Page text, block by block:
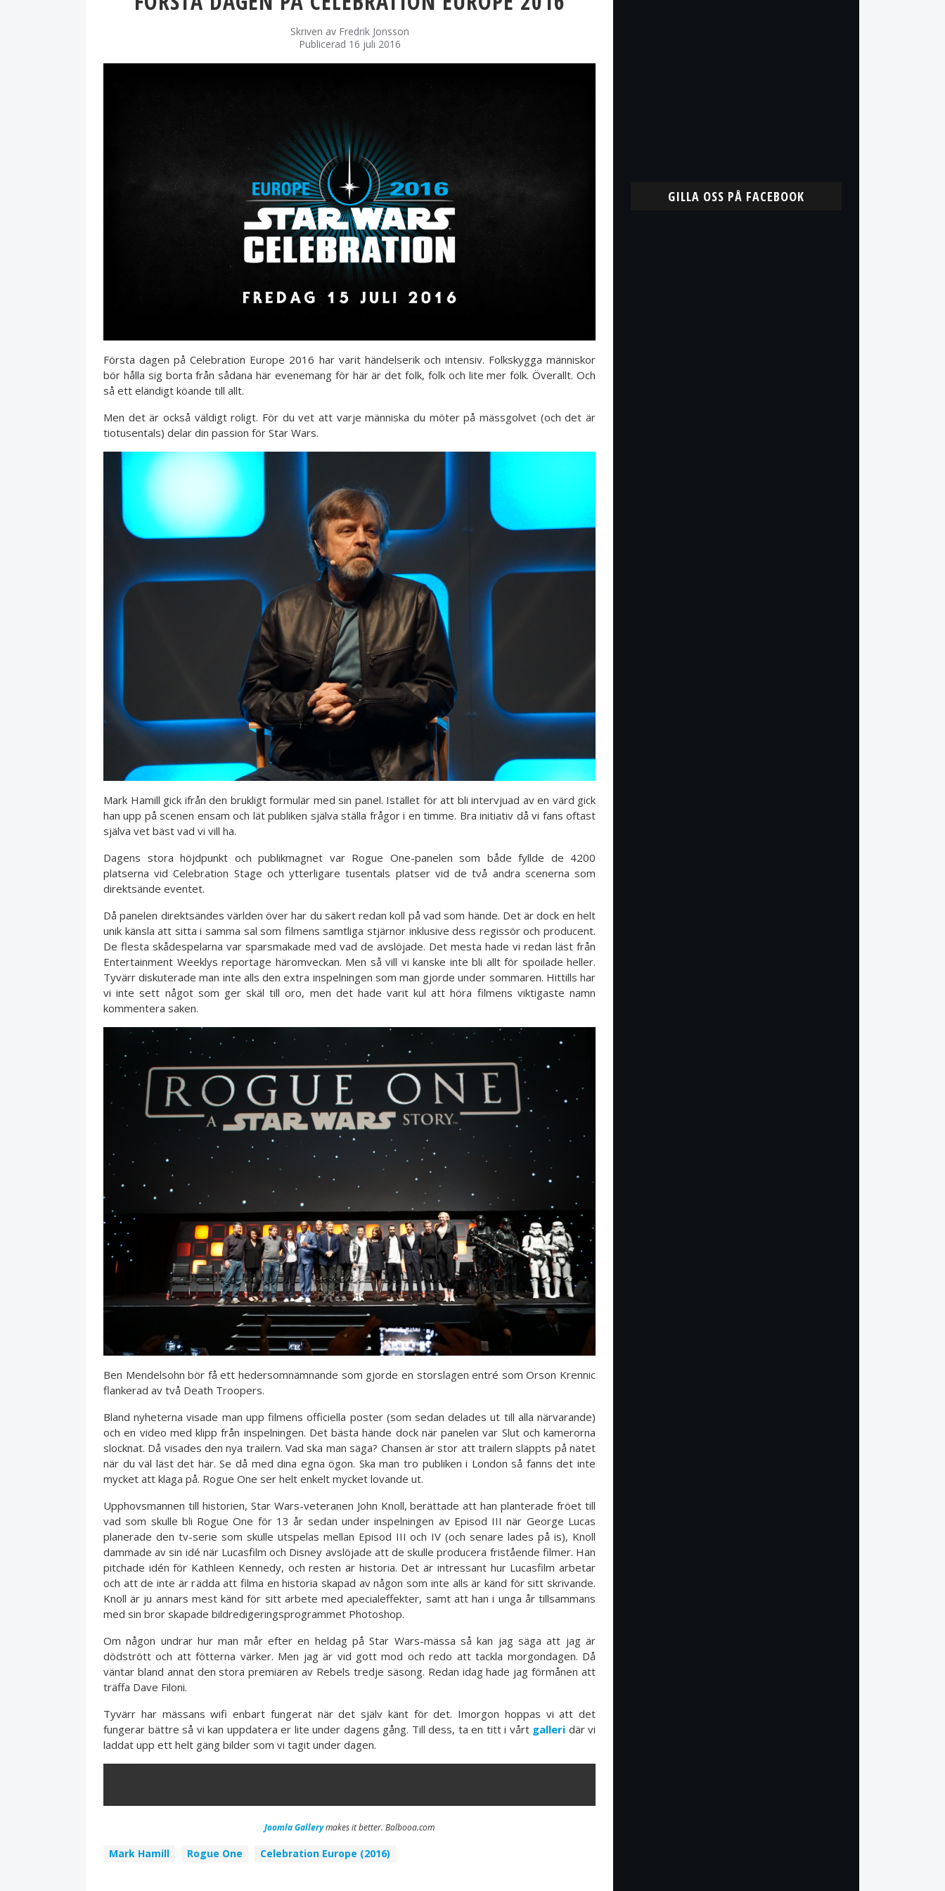
Skriven av Fredrik Jonsson
Publicerad 16 juli 2016
Första dagen på Celebration Europe 2016 har varit händelserik och intensiv. Folkskygga människor
bör hålla sig borta från sådana här evenemang för här är det folk, folk och lite mer folk. Överallt. Och
så ett eländigt köande till allt.
Men det är också väldigt roligt. För du vet att varje människa du möter på mässgolvet (och det är
tiotusentals) delar din passion för Star Wars.
Mark Hamill gick ifrån den brukligt formulär med sin panel. Istället för att bli intervjuad av en värd gick
han upp på scenen ensam och lät publiken själva ställa frågor i en timme. Bra initiativ då vi fans oftast
själva vet bäst vad vi vill ha.
Dagens stora höjdpunkt och publikmagnet var Rogue One-panelen som både fyllde de 4200
platserna vid Celebration Stage och ytterligare tusentals platser vid de två andra scenerna som
direktsände eventet.
Då panelen direktsändes världen över har du säkert redan koll på vad som hände. Det är dock en helt
unik känsla att sitta i samma sal som filmens samtliga stjärnor inklusive dess regissör och producent.
De flesta skådespelarna var sparsmakade med vad de avslöjade. Det mesta hade vi redan läst från
Entertainment Weeklys reportage häromveckan. Men så vill vi kanske inte bli allt för spoilade heller.
Tyvärr diskuterade man inte alls den extra inspelningen som man gjorde under sommaren. Hittills har
vi inte sett något som ger skäl till oro, men det hade varit kul att höra filmens viktigaste namn
kommentera saken.
Ben Mendelsohn bör få ett hedersomnämnande som gjorde en storslagen entré som Orson Krennic
flankerad av två Death Troopers.
Bland nyheterna visade man upp filmens officiella poster (som sedan delades ut till alla närvarande)
och en video med klipp från inspelningen. Det bästa hände dock när panelen var Slut och kamerorna
slocknat. Då visades den nya trailern. Vad ska man säga? Chansen är stor att trailern släppts på nätet
när du väl läst det här. Se då med dina egna ögon. Ska man tro publiken i London så fanns det inte
mycket att klaga på. Rogue One ser helt enkelt mycket lovande ut.
Upphovsmannen till historien, Star Wars-veteranen John Knoll, berättade att han planterade fröet till
vad som skulle bli Rogue One för 13 år sedan under inspelningen av Episod III när George Lucas
planerade den tv-serie som skulle utspelas mellan Episod III och IV (och senare lades på is), Knoll
dammade av sin idé när Lucasfilm och Disney avslöjade att de skulle producera fristående filmer. Han
pitchade idén för Kathleen Kennedy, och resten är historia. Det är intressant hur Lucasfilm arbetar
och att de inte är rädda att filma en historia skapad av någon som inte alls är känd för sitt skrivande.
Knoll är ju annars mest känd för sitt arbete med apecialeffekter, samt att han i unga år tillsammans
med sin bror skapade bildredigeringsprogrammet Photoshop.
Om någon undrar hur man mår efter en heldag på Star Wars-mässa så kan jag säga att jag är
dödstrött och att fötterna värker. Men jag är vid gott mod och redo att tackla morgondagen. Då
väntar bland annat den stora premiären av Rebels tredje säsong. Redan idag hade jag förmånen att
träffa Dave Filoni.
Tyvärr har mässans wifi enbart fungerat när det själv känt för det. Imorgon hoppas vi att det
fungerar bättre så vi kan uppdatera er lite under dagens gång. Till dess, ta en titt i vårt galleri där vi
laddat upp ett helt gäng bilder som vi tagit under dagen.
Joomla Gallerymakes it better. Balbooa.com
Mark Hamill Rogue One Celebration Europe (2016)
GILLA OSS PÅ FACEBOOK